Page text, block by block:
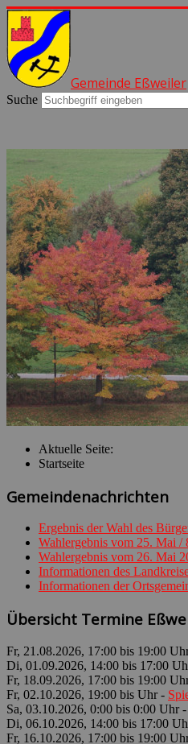
Gemeinde Eßweiler
Suche
Aktuelle Seite:
Startseite
Gemeindenachrichten
Ergebnis der Wahl des
Wahlergebnis vom 25. Mai
Wahlergebnis vom 26. Mai
Informationen des
Informationen der
Übersicht Termine
Fr, 21.08.2026, 17:00 bis 19:00
Di, 01.09.2026, 14:00 bis 17:00
Fr, 18.09.2026, 17:00 bis 19:00
Fr, 02.10.2026, 19:00 bis Uhr -
Sa, 03.10.2026, 0:00 bis 0:00 Uhr -
Di, 06.10.2026, 14:00 bis 17:00
Fr, 16.10.2026, 17:00 bis 19:00